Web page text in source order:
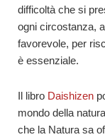
difficoltà che si
ogni circostanza,
favorevole, per
è essenziale.
Il libro Daishizen
mondo della
che la Natura sa